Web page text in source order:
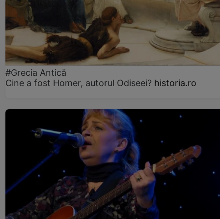
#Grecia Antică
Cine a fost Homer, autorul Odiseei? historia.ro